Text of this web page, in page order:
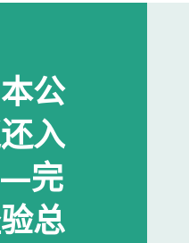
公
入
完
总